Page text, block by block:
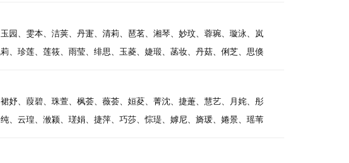
园、雯本、洁荚、丹寁、清莉、琶茗、湘琴、妙玟、蓉琬、璇泳、岚
、珍莲、莲筱、雨莹、绯思、玉菱、婕瑖、菡妆、丹菇、俐芝、思倏
妤、葭碧、珠萱、枫荟、薇荟、姮荾、菁沈、捷萐、慧艺、月姹、彤
、云瑝、浟颍、瑳娟、捷萍、巧莎、悰瑅、嫭尼、旖瑗、婘景、瑶苇